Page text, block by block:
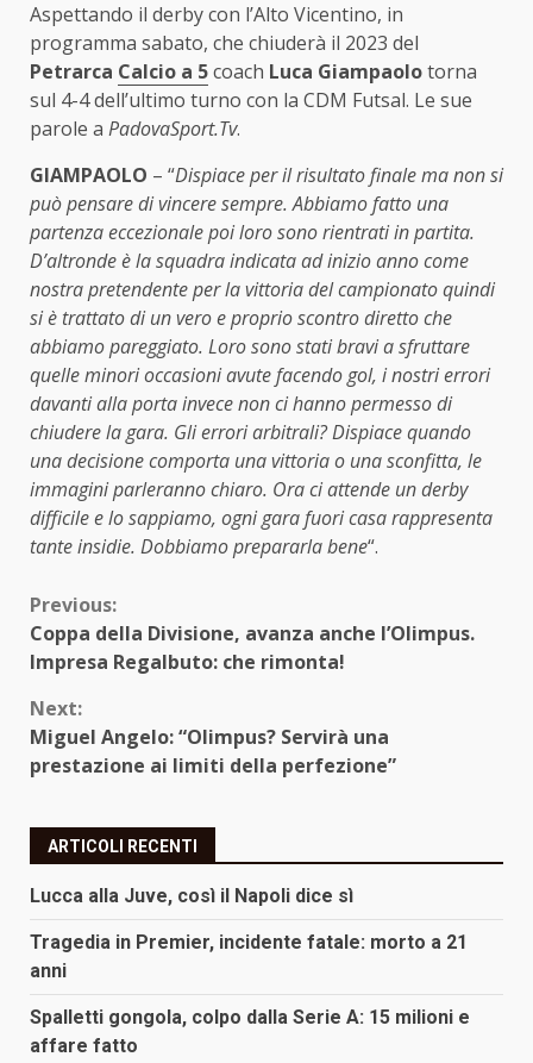
Aspettando il derby con l’Alto Vicentino, in
programma sabato, che chiuderà il 2023 del
Petrarca Calcio a 5coach Luca Giampaolotorna
sul 4-4 dell’ultimo turno con la CDM Futsal. Le sue
parole a PadovaSport.Tv.
GIAMPAOLO – “Dispiace per il risultato finale ma non si
può pensare di vincere sempre. Abbiamo fatto una
partenza eccezionale poi loro sono rientrati in partita.
D’altronde è la squadra indicata ad inizio anno come
nostra pretendente per la vittoria del campionato quindi
si è trattato di un vero e proprio scontro diretto che
abbiamo pareggiato. Loro sono stati bravi a sfruttare
quelle minori occasioni avute facendo gol, i nostri errori
davanti alla porta invece non ci hanno permesso di
chiudere la gara. Gli errori arbitrali? Dispiace quando
una decisione comporta una vittoria o una sconfitta, le
immagini parleranno chiaro. Ora ci attende un derby
difficile e lo sappiamo, ogni gara fuori casa rappresenta
tante insidie. Dobbiamo prepararla bene“.
Continue
Reading
Previous:
Coppa della Divisione, avanza anche l’Olimpus.
Impresa Regalbuto: che rimonta!
Next:
Miguel Angelo: “Olimpus? Servirà una
prestazione ai limiti della perfezione”
ARTICOLI RECENTI
Lucca alla Juve, così il Napoli dice sì
Tragedia in Premier, incidente fatale: morto a 21
anni
Spalletti gongola, colpo dalla Serie A: 15 milioni e
affare fatto